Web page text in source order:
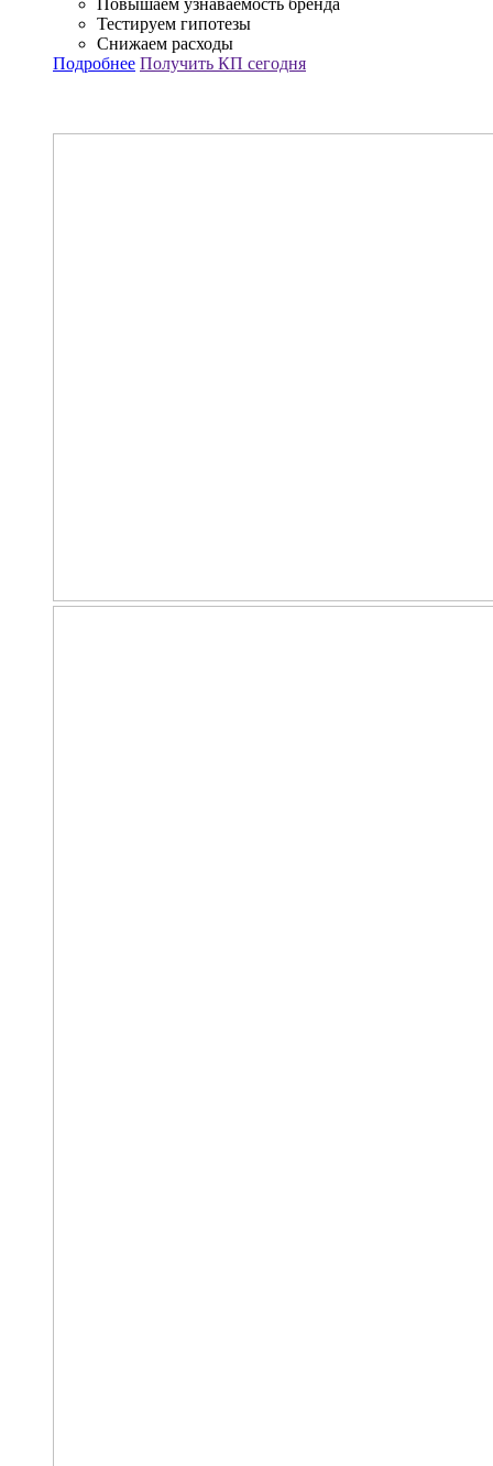
Повышаем узнаваемость бренда
Тестируем гипотезы
Снижаем расходы
Подробнее Получить КП сегодня